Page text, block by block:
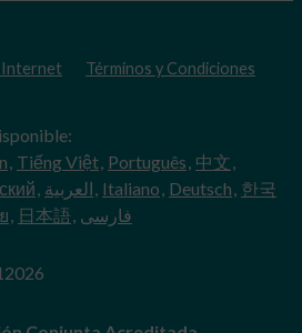
Internet Términos y Condiciones
, Tiếng Việt, Português, 中文,
, العربية, Italiano, Deutsch, 한국
, 日本語, فارسی